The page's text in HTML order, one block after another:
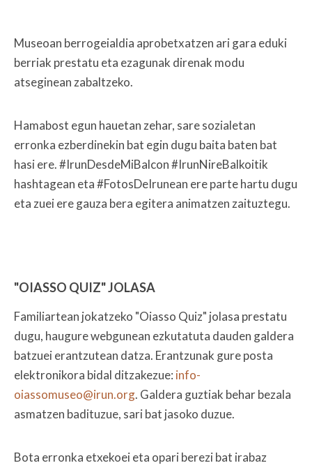
Museoan berrogeialdia aprobetxatzen ari gara eduki
berriak prestatu eta ezagunak direnak modu
atseginean zabaltzeko.
Hamabost egun hauetan zehar, sare sozialetan
erronka ezberdinekin bat egin dugu baita baten bat
hasi ere. #IrunDesdeMiBalcon #IrunNireBalkoitik
hashtagean eta #FotosDeIrunean ere parte hartu dugu
eta zuei ere gauza bera egitera animatzen zaituztegu.
"OIASSO QUIZ" JOLASA
Familiartean jokatzeko "Oiasso Quiz" jolasa prestatu
dugu, haugure webgunean ezkutatuta dauden galdera
batzuei erantzutean datza. Erantzunak gure posta
elektronikora bidal ditzakezue: info-
oiassomuseo@irun.org. Galdera guztiak behar bezala
asmatzen badituzue, sari bat jasoko duzue.
Bota erronka etxekoei eta opari berezi bat irabaz